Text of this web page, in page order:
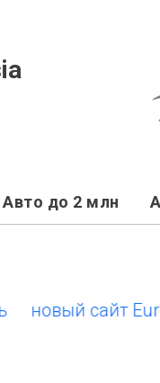
Авто до 2 млн
сайт